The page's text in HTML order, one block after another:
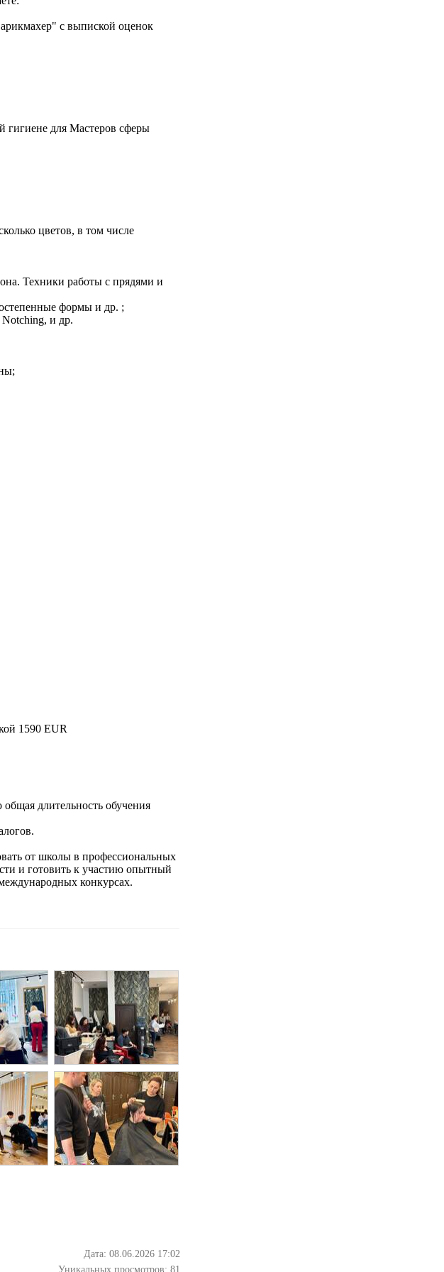
c выпиской оценок
гигиене для Мастеров сферы
цветов, в том числе
Техники работы с прядями и
формы и др. ;
и др.
1590 EUR
длительность обучения
от школы в профессиональных
и готовить к участию опытный
конкурсах.
Дата: 08.06.2026 17:02
Уникальных просмотров: 81